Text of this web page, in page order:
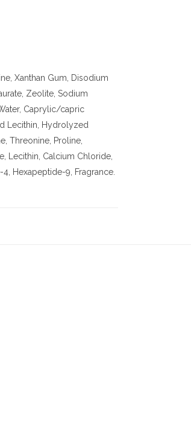
Xanthan Gum, Disodium
Zeolite, Sodium
Caprylic/capric
Lecithin, Hydrolyzed
Threonine, Proline,
Lecithin, Calcium Chloride,
Hexapeptide-9, Fragrance.